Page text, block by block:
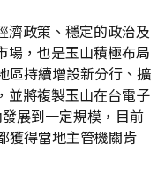
濟政策、穩定的政治及
場，也是玉山積極布局
區持續增設新分行、擴
並將複製玉山在台電子
展到一定規模，目前
獲得當地主管機關肯